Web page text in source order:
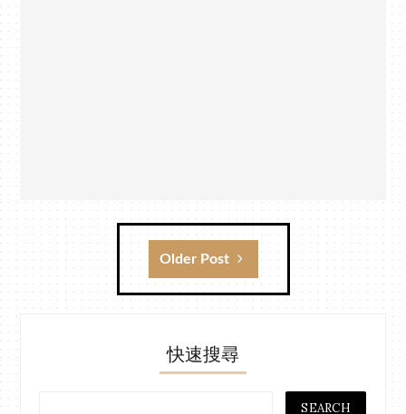
Older Post
快速搜尋